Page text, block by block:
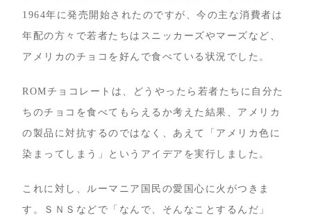
1964年に発売開始されたのですが、今の主な消費者は
年配の方々で若者たちはスニッカーズやマーズなど、
アメリカのチョコを好んで食べている状況でした。
ROMチョコレートは、どうやったら若者たちに自分た
ちのチョコを食べてもらえるか考えた結果、アメリカ
の製品に対抗するのではなく、あえて「アメリカ色に
染まってしまう」というアイデアを実行しました。
これに対し、ルーマニア国民の愛国心に火がつきま
す。ＳＮＳなどで「なんで、そんなことするんだ」